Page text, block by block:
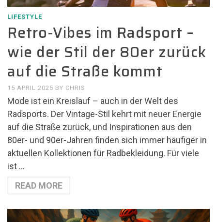
LIFESTYLE
Retro-Vibes im Radsport –
wie der Stil der 80er zurück
auf die Straße kommt
15 APRIL 2025 BY CHRIS
Mode ist ein Kreislauf – auch in der Welt des
Radsports. Der Vintage-Stil kehrt mit neuer Energie
auf die Straße zurück, und Inspirationen aus den
80er- und 90er-Jahren finden sich immer häufiger in
aktuellen Kollektionen für Radbekleidung. Für viele
ist …
READ MORE